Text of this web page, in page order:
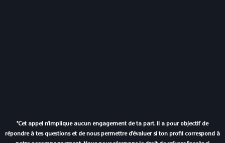
*Cet appel n'implique aucun engagement de ta part. Il a pour objectif de
répondre à tes questions et de nous permettre d'évaluer si ton profil correspond à